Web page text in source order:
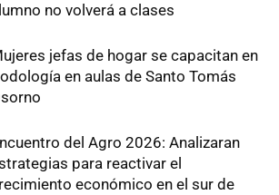
no volverá a clases
jefas de hogar se capacitan en
en aulas de Santo Tomás
del Agro 2026: Analizaran
para reactivar el
económico en el sur de